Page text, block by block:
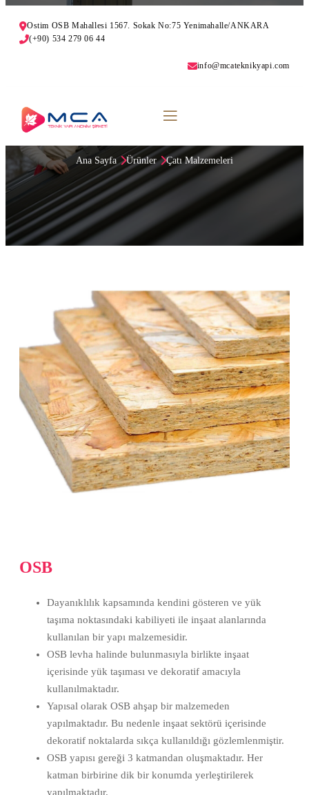
Ostim OSB Mahallesi 1567. Sokak No:75 Yenimahalle/ANKARA
(+90) 534 279 06 44
info@mcateknikyapi.com
OSB
Ana Sayfa Ürünler Çatı Malzemeleri
OSB
Dayanıklılık kapsamında kendini gösteren ve yük
taşıma noktasındaki kabiliyeti ile inşaat alanlarında
kullanılan bir yapı malzemesidir.
OSB levha halinde bulunmasıyla birlikte inşaat
içerisinde yük taşıması ve dekoratif amacıyla
kullanılmaktadır.
Yapısal olarak OSB ahşap bir malzemeden
yapılmaktadır. Bu nedenle inşaat sektörü içerisinde
dekoratif noktalarda sıkça kullanıldığı gözlemlenmiştir.
OSB yapısı gereği 3 katmandan oluşmaktadır. Her
katman birbirine dik bir konumda yerleştirilerek
yapılmaktadır.